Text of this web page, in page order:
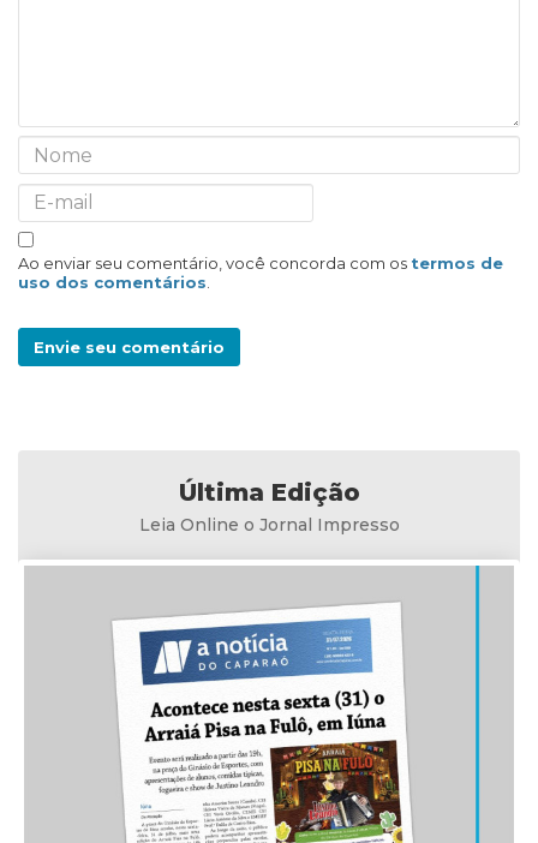
Ao enviar seu comentário, você concorda com os termos de
uso dos comentários.
Envie seu comentário
Última Edição
Leia Online o Jornal Impresso